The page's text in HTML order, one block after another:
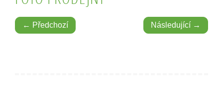
← Předchozí Následující →